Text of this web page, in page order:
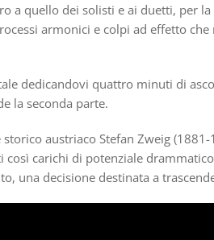
a quello dei solisti e ai duetti, per
armonici e colpi ad effetto
dedicandovi quattro minuti di
la seconda parte.
austriaco Stefan Zweig
così carichi di potenziale
una decisione destinata a